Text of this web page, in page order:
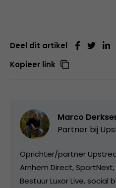
Deel dit artikel
Kopieer link
Marco
Partner bij
Oprichter/partner
Arnhem Direct, SportNext,
Bestuur Luxor Live, social